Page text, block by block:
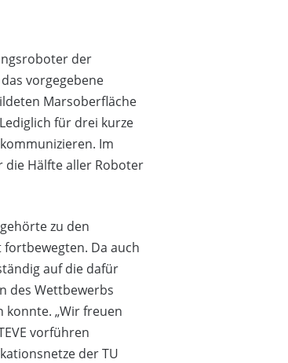
der
vorgegebene
Marsoberfläche
für drei kurze
Im
die Hälfte aller Roboter
zu den
Da auch
auf die dafür
des Wettbewerbs
konnte. „Wir freuen
vorführen
der TU